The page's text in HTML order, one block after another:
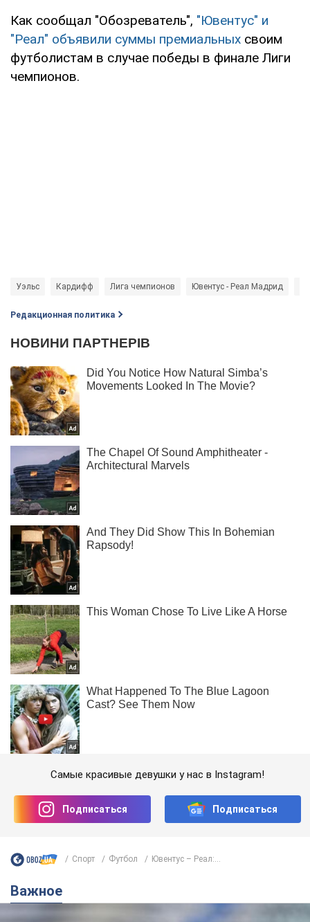
Как сообщал "Обозреватель", "Ювентус" и
"Реал" объявили суммы премиальных своим
футболистам в случае победы в финале Лиги
чемпионов.
Уэльс Кардифф Лига чемпионов Ювентус - Реал Мадрид
Редакционная политика
Самые красивые девушки у нас в Instagram!
Подписаться Подписаться
Спорт Футбол Ювентус – Реал:...
Важное